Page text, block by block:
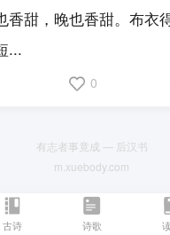
古诗 诗歌
香甜，晚也香甜。布衣
...
0
有志者事竟成 — 后汉书
m.xuebody.com